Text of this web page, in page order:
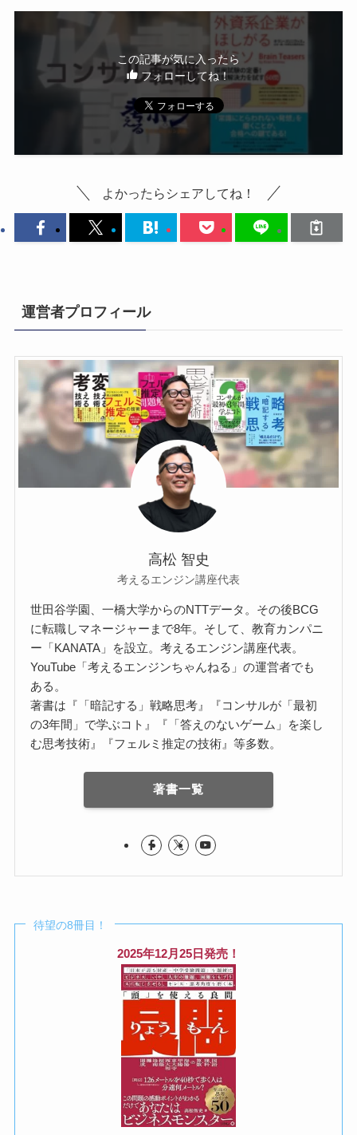
この記事が気に入ったら
フォローしてね！
よかったらシェアしてね！
運営者プロフィール
高松 智史
考えるエンジン講座代表
世田谷学園、一橋大学からのNTTデータ。その後BCG
に転職しマネージャーまで8年。そして、教育カンパニ
ー「KANATA」を設立。考えるエンジン講座代表。
YouTube「考えるエンジンちゃんねる」の運営者でも
ある。
著書は『「暗記する」戦略思考』『コンサルが「最初
の3年間」で学ぶコト』『「答えのないゲーム」を楽し
む思考技術』『フェルミ推定の技術』等多数。
著書一覧
待望の8冊目！
2025年12月25日発売！